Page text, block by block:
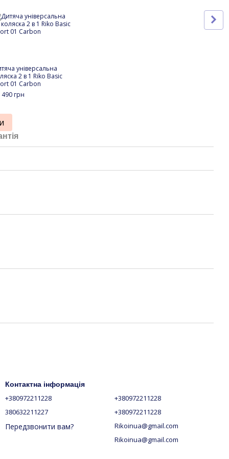
універсальна
2 в 1 Riko Basic
01 Carbon
490 грн
Контактна інформація
+380972211228
380632211227
Передзвонити вам?
+380972211228
+380972211228
Rikoinua@gmail.com
Rikoinua@gmail.com